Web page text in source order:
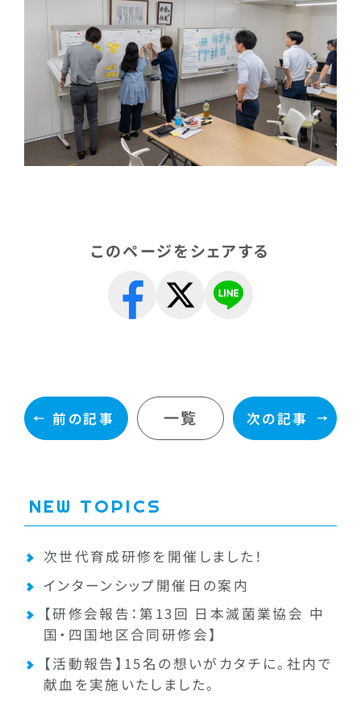
このページをシェアする
前の記事 一覧 次の記事
NEW TOPICS
次世代育成研修を開催しました！
インターンシップ開催日の案内
【研修会報告：第13回 日本滅菌業協会 中
国・四国地区合同研修会】
【活動報告】15名の想いがカタチに。社内で
献血を実施いたしました。